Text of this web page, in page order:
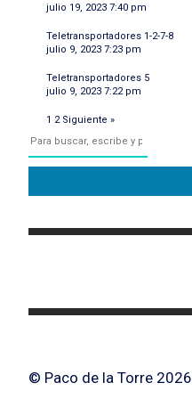
julio 19, 2023 7:40 pm
Teletransportadores 1-2-7-8
julio 9, 2023 7:23 pm
Teletransportadores 5
julio 9, 2023 7:22 pm
1 2 Siguiente »
© Paco de la Torre 2026